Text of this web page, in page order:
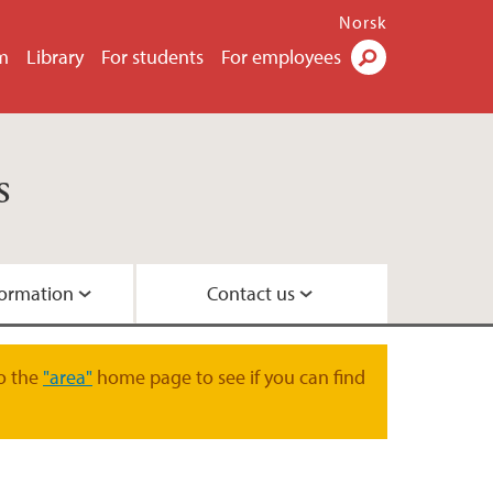
Library For students For employees
Norsk
Contact us
the "area" home page to see if you can find